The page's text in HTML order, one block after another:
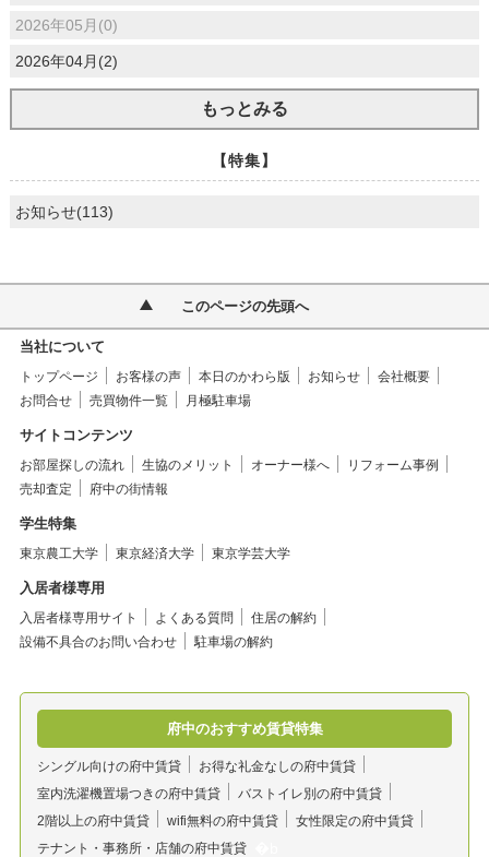
2026年05月(0)
2026年04月(2)
もっとみる
【特集】
お知らせ(113)
このページの先頭へ
当社について
トップページ お客様の声 本日のかわら版 お知らせ
会社概要
お問合せ
売買物件一覧 月極駐車場
サイトコンテンツ
お部屋探しの流れ 生協のメリット オーナー様へ
リフォーム事例
売却査定
府中の街情報
学生特集
東京農工大学 東京経済大学 東京学芸大学
入居者様専用
入居者様専用サイト よくある質問
住居の解約
設備不具合のお問い合わせ
駐車場の解約
府中のおすすめ賃貸特集
シングル向けの府中賃貸
お得な礼金なしの府中賃貸
室内洗濯機置場つきの府中賃貸
バストイレ別の府中賃貸
2階以上の府中賃貸
wifi無料の府中賃貸
女性限定の府中賃貸
テナント・事務所・店舗の府中賃貸